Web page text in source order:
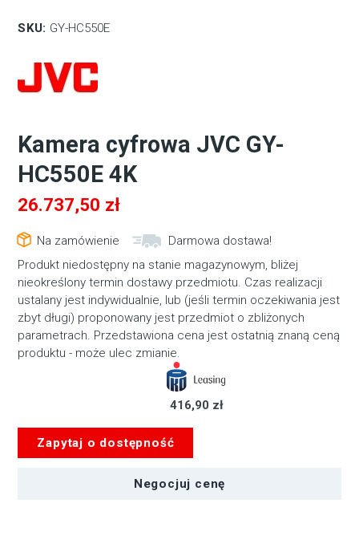
SKU: GY-HC550E
Kamera cyfrowa JVC GY-
HC550E 4K
26.737,50 zł
Na zamówienie
Darmowa dostawa!
Produkt niedostępny na stanie magazynowym, bliżej
nieokreślony termin dostawy przedmiotu. Czas realizacji
ustalany jest indywidualnie, lub (jeśli termin oczekiwania jest
zbyt długi) proponowany jest przedmiot o zbliżonych
parametrach. Przedstawiona cena jest ostatnią znaną ceną
produktu - może ulec zmianie.
416,90 zł
Zapytaj o dostępność
Negocjuj cenę